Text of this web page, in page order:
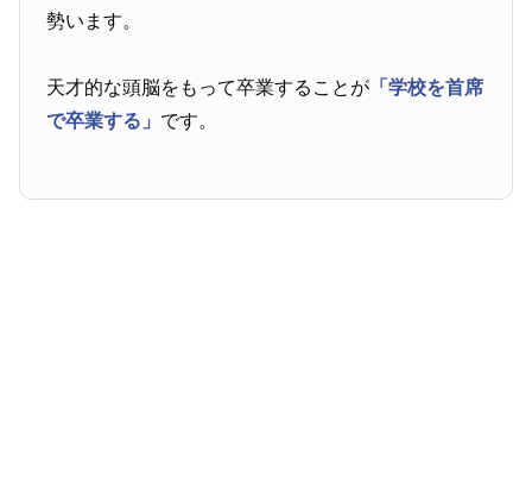
勢います。
天才的な頭脳をもって卒業することが 「学校を首席
で卒業する」 です。